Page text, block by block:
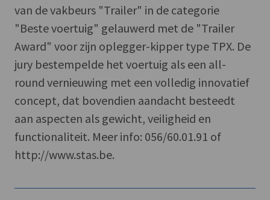
van de vakbeurs "Trailer" in de categorie
"Beste voertuig" gelauwerd met de "Trailer
Award" voor zijn oplegger-kipper type TPX. De
jury bestempelde het voertuig als een all-
round vernieuwing met een volledig innovatief
concept, dat bovendien aandacht besteedt
aan aspecten als gewicht, veiligheid en
functionaliteit. Meer info: 056/60.01.91 of
http://www.stas.be.